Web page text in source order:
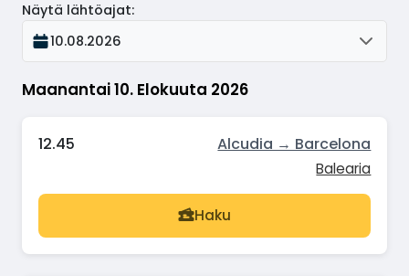
Maanantai 10. Elokuuta 2026
Näytä lähtöajat:
10.08.2026
12.45 Alcudia → Barcelona
Balearia
Haku